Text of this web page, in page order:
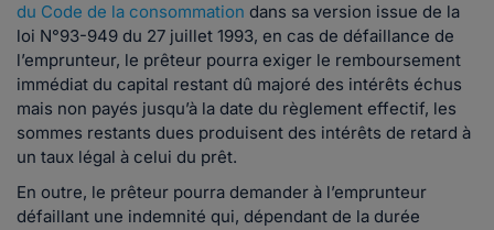
du Code de la consommation dans sa version issue de la
loi N°93-949 du 27 juillet 1993, en cas de défaillance de
l’emprunteur, le prêteur pourra exiger le remboursement
immédiat du capital restant dû majoré des intérêts échus
mais non payés jusqu’à la date du règlement effectif, les
sommes restants dues produisent des intérêts de retard à
un taux légal à celui du prêt.
En outre, le prêteur pourra demander à l’emprunteur
défaillant une indemnité qui, dépendant de la durée